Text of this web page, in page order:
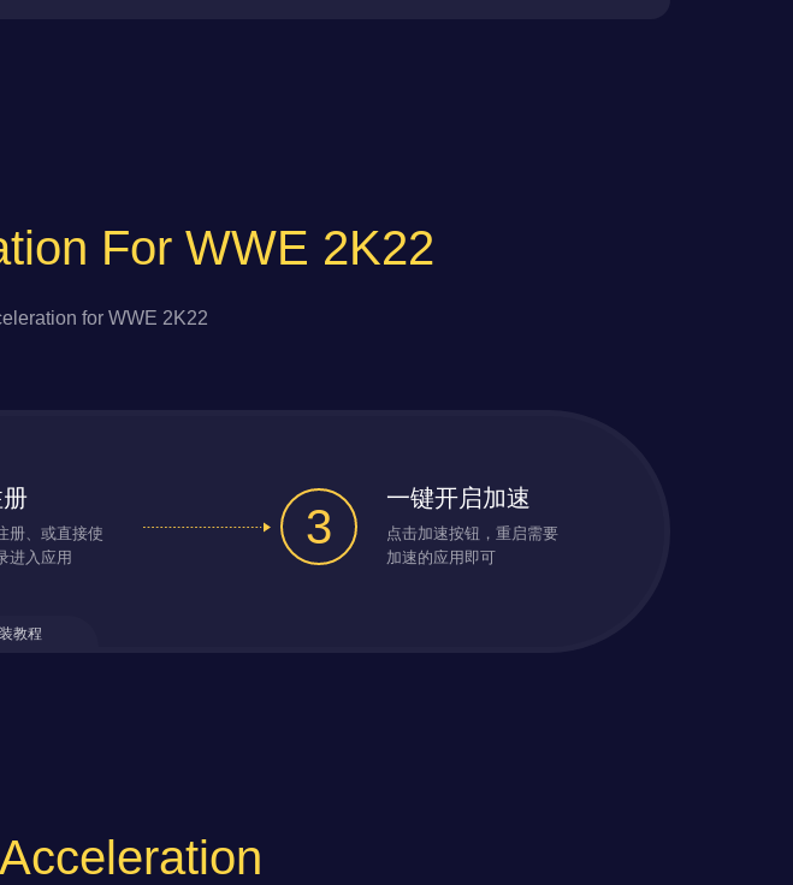
For WWE 2K22
for WWE 2K22
册、或直接使
进入应用
3
一键开启加速
点击加速按钮，重启需要
加速的应用即可
教程